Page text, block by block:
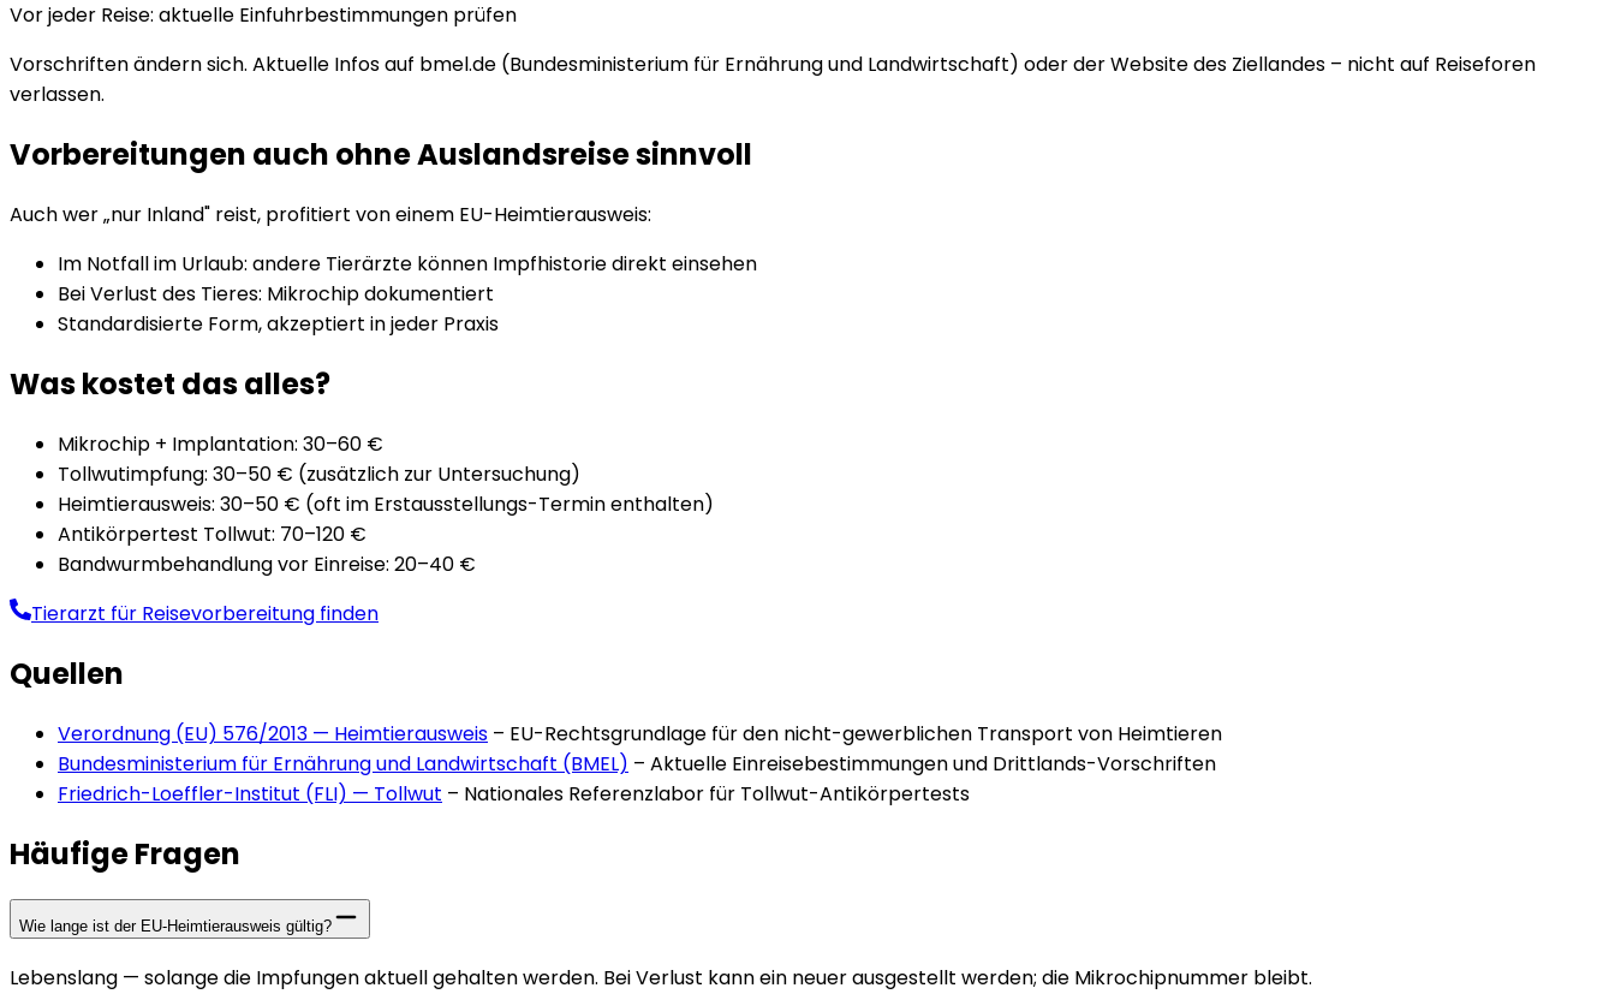
Vor jeder Reise: aktuelle Einfuhrbestimmungen prüfen
Vorschriften ändern sich. Aktuelle Infos auf bmel.de (Bundesministerium für Ernährung und Landwirtschaft) oder der Website des Ziellandes – nicht auf Reiseforen
verlassen.
Vorbereitungen auch ohne Auslandsreise sinnvoll
Auch wer „nur Inland" reist, profitiert von einem EU-Heimtierausweis:
Im Notfall im Urlaub: andere Tierärzte können Impfhistorie direkt einsehen
Bei Verlust des Tieres: Mikrochip dokumentiert
Standardisierte Form, akzeptiert in jeder Praxis
Was kostet das alles?
Mikrochip + Implantation: 30–60 €
Tollwutimpfung: 30–50 € (zusätzlich zur Untersuchung)
Heimtierausweis: 30–50 € (oft im Erstausstellungs-Termin enthalten)
Antikörpertest Tollwut: 70–120 €
Bandwurmbehandlung vor Einreise: 20–40 €
Tierarzt für Reisevorbereitung finden
Quellen
Verordnung (EU) 576/2013 — Heimtierausweis – EU-Rechtsgrundlage für den nicht-gewerblichen Transport von Heimtieren
Bundesministerium für Ernährung und Landwirtschaft (BMEL) – Aktuelle Einreisebestimmungen und Drittlands-Vorschriften
Friedrich-Loeffler-Institut (FLI) — Tollwut – Nationales Referenzlabor für Tollwut-Antikörpertests
Häufige Fragen
Wie lange ist der EU-Heimtierausweis gültig?
Lebenslang — solange die Impfungen aktuell gehalten werden. Bei Verlust kann ein neuer ausgestellt werden; die Mikrochipnummer bleibt.